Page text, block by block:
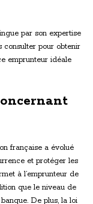
par son expertise
consulter pour obtenir
emprunteur idéale
française a évolué
et protéger les
à l’emprunteur de
que le niveau de
De plus, la loi